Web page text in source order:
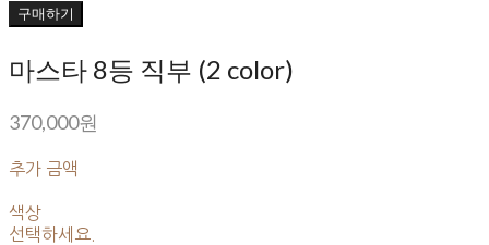
구매하기
마스타 8등 직부 (2 color)
370,000원
추가 금액
색상
선택하세요.